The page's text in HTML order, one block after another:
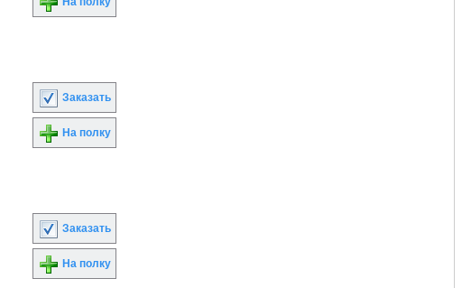
Заказать
На полку
Заказать
На полку